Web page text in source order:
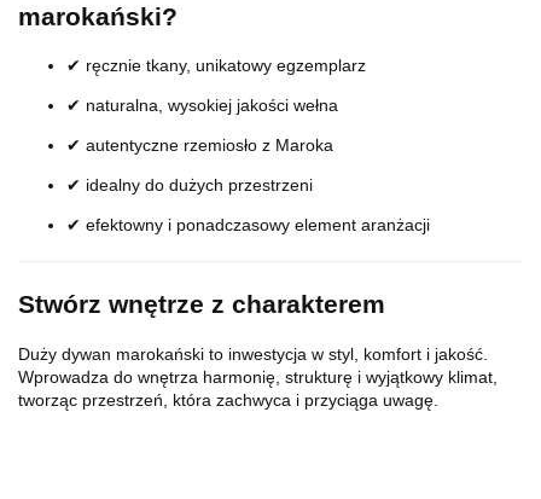
marokański?
✔ ręcznie tkany, unikatowy egzemplarz
✔ naturalna, wysokiej jakości wełna
✔ autentyczne rzemiosło z Maroka
✔ idealny do dużych przestrzeni
✔ efektowny i ponadczasowy element aranżacji
Stwórz wnętrze z charakterem
Duży dywan marokański to inwestycja w styl, komfort i jakość.
Wprowadza do wnętrza harmonię, strukturę i wyjątkowy klimat,
tworząc przestrzeń, która zachwyca i przyciąga uwagę.